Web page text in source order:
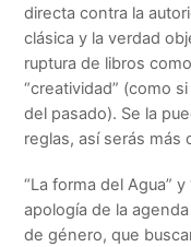
directa contra la
clásica y la verdad
ruptura de libros
“creatividad” (como
del pasado). Se la
reglas, así serás más
“La forma del Agua”
apología de la
de género, que